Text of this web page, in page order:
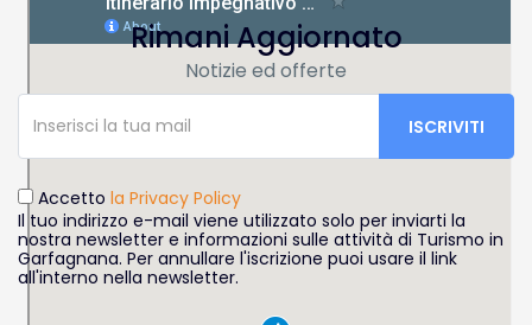
Rimani Aggiornato
Notizie ed offerte
Accetto la Privacy Policy
Il tuo indirizzo e-mail viene utilizzato solo per inviarti la
nostra newsletter e informazioni sulle attività di Turismo in
Garfagnana. Per annullare l'iscrizione puoi usare il link
all'interno nella newsletter.